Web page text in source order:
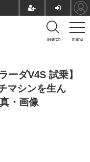
menu
search
ーダV4S 試乗】
マシンを生ん
・画像